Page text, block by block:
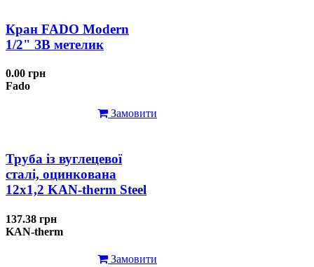
Кран FADO Modern
1/2" ЗВ метелик
0.00 грн
Fado
Замовити
Труба із вуглецевої
сталі, оцинкована
12x1,2 KAN-therm Steel
137.38 грн
KAN-therm
Замовити